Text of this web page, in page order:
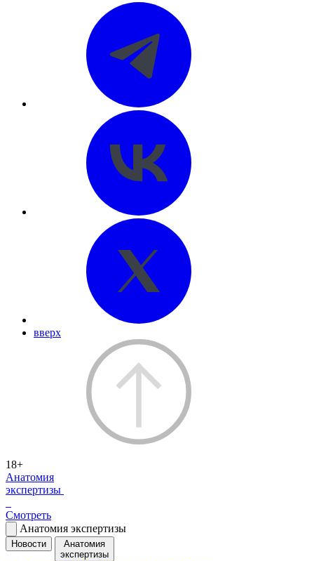
вверх
18+
Анатомия
экспертизы
Смотреть
Анатомия экспертизы
Новости
Анатомия
экспертизы